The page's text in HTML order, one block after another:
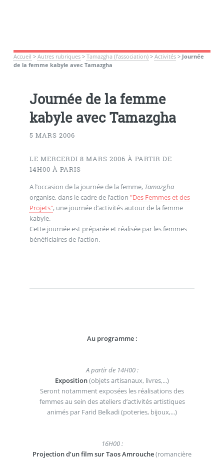
Accueil > Autres rubriques> Tamazgha (l’association)> Activités> Journée
de la femme kabyle avec Tamazgha
Journée de la femme
kabyle avec Tamazgha
5 MARS 2006
LE MERCERDI 8 MARS 2006 À PARTIR DE
14H00 À PARIS
A l’occasion de la journée de la femme, Tamazgha
organise, dans le cadre de l’action "Des Femmes et des
Projets", une journée d’activités autour de la femme
kabyle.
Cette journée est préparée et réalisée par les femmes
bénéficiaires de l’action.
Au programme :
A partir de 14H00 :
Exposition(objets artisanaux, livres,...)
Seront notamment exposées les réalisations des
femmes au sein des ateliers d’activités artistiques
animés par Farid Belkadi (poteries, bijoux,...)
16H00 :
Projection d’un film sur Taos Amrouche(romancière